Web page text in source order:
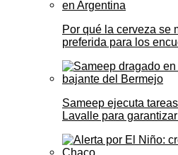
Por qué la cerveza se
preferida para los
Sameep ejecuta
Lavalle para